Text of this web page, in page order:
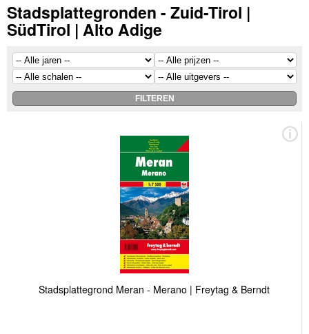
Stadsplattegronden - Zuid-Tirol |
SüdTirol | Alto Adige
Stadsplattegrond Meran - Merano | Freytag & Berndt